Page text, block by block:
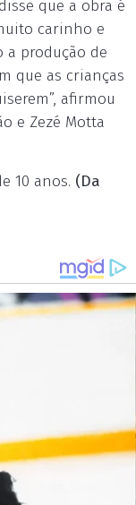
que a obra é
carinho e
a produção de
que as crianças
afirmou
e Zezé Motta
10 anos. (Da